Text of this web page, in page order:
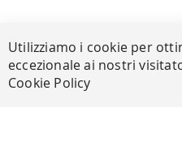
© Powered by MAV
Corso Lodi, 2 | Milano
Utilizziamo i cookie per
eccezionale ai nostri
Cookie Policy